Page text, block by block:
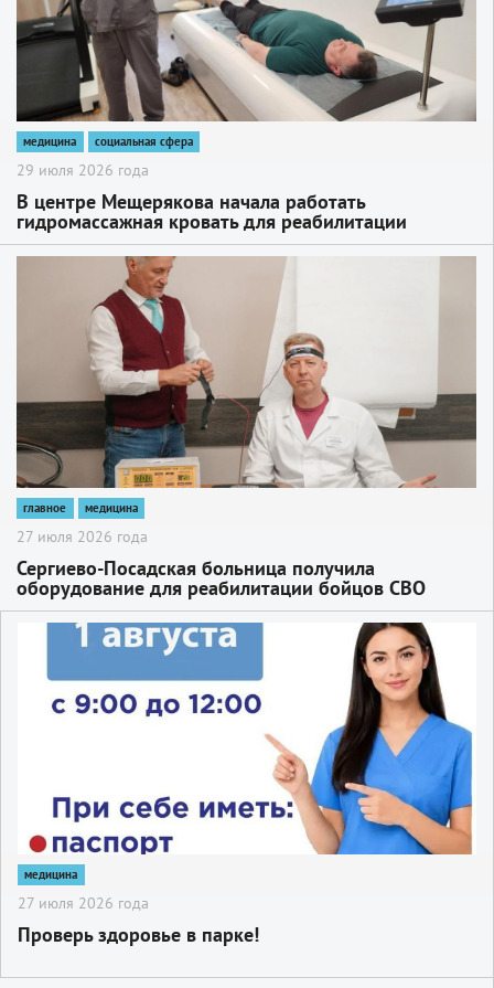
медицина социальная сфера
29 июля 2026 года
В центре Мещерякова начала работать
гидромассажная кровать для реабилитации
бойцов
главное медицина
27 июля 2026 года
Сергиево-Посадская больница получила
оборудование для реабилитации бойцов СВО
медицина
27 июля 2026 года
Проверь здоровье в парке!